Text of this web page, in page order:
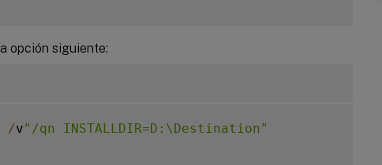
opción siguiente:
/v"/qn INSTALLDIR=D:\Destination"